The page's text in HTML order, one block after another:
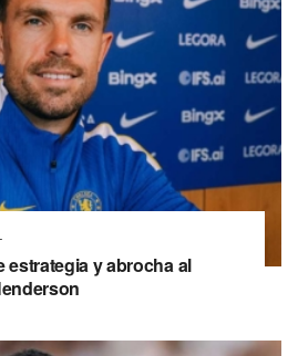
estrategia y abrocha al